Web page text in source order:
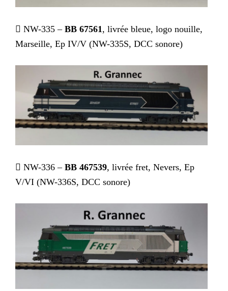
 NW-335 – BB 67561, livrée bleue, logo nouille,
Marseille, Ep IV/V (NW-335S, DCC sonore)
 NW-336 – BB 467539, livrée fret, Nevers, Ep
V/VI (NW-336S, DCC sonore)